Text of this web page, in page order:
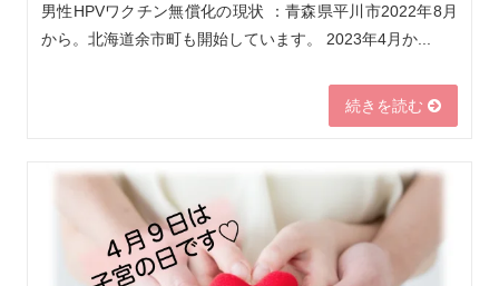
男性HPVワクチン無償化の現状 ：青森県平川市2022年8月
から。北海道余市町も開始しています。 2023年4月か...
続きを読む